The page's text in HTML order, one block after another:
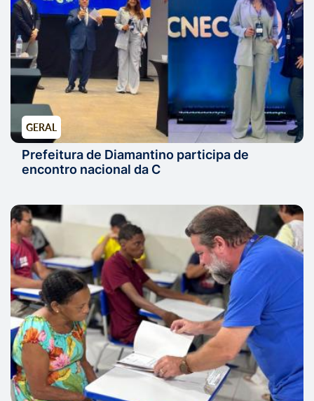
GERAL
Prefeitura de Diamantino participa de
encontro nacional da C